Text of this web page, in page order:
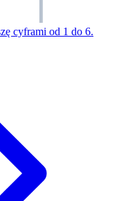
cyframi od 1 do 6.